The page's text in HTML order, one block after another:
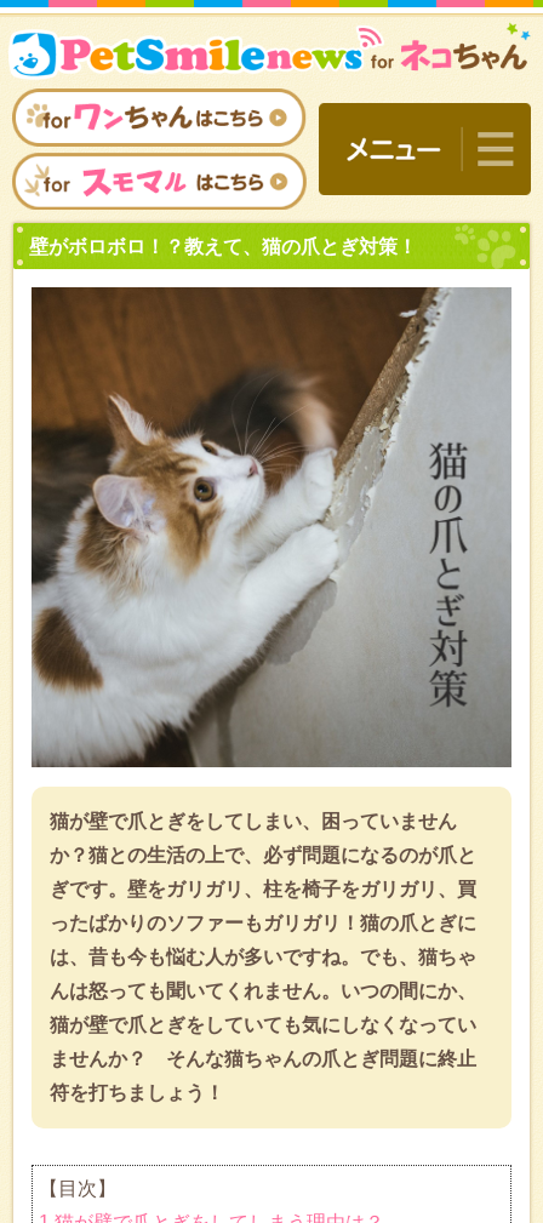
壁がボロボロ！？教えて、
猫が壁で爪とぎをしてしまい、困っていません
か？猫との生活の上で、必ず問題になるのが爪と
ぎです。壁をガリガリ、柱を椅子をガリガリ、買
ったばかりのソファーもガリガリ！猫の爪とぎに
は、昔も今も悩む人が多いですね。でも、猫ちゃ
んは怒っても聞いてくれません。いつの間にか、
猫が壁で爪とぎをしていても気にしなくなってい
ませんか？ そんな猫ちゃんの爪とぎ問題に終止
符を打ちましょう！
【目次】